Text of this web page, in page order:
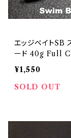
エッジベイトSB
ード 40g Full
¥1,550
SOLD OUT